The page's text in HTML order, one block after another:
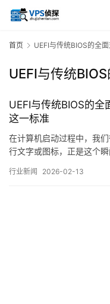
首页 UEFI与传统BIOS的全
UEFI与传统
UEFI与传统BIOS的全
这一标准
在计算机启动过程中，我
行文字或图标，正是这个
统，扮演着这一，唤醒者
行业新闻 2026-02-13